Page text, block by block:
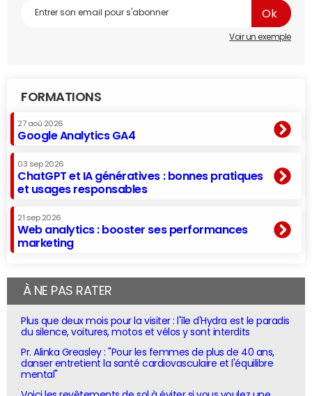
Voir un exemple
FORMATIONS
27 aoû 2026
Google Analytics GA4
03 sep 2026
ChatGPT et IA génératives : bonnes pratiques
et usages responsables
21 sep 2026
Web analytics : booster ses performances
marketing
À NE PAS RATER
Plus que deux mois pour la visiter : l'île d'Hydra est le paradis
du silence, voitures, motos et vélos y sont interdits
Pr. Alinka Greasley : "Pour les femmes de plus de 40 ans,
danser entretient la santé cardiovasculaire et l'équilibre
mental"